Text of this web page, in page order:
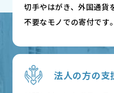
切手やはがき、外国通貨
不要なモノでの寄付です。
法人の方の支